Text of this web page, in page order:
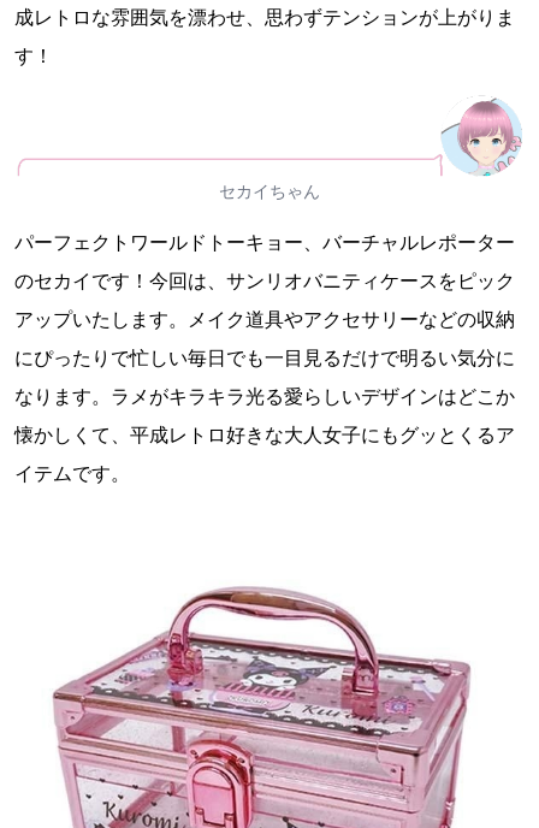
成レトロな雰囲気を漂わせ、思わずテンションが上がりま
す！
セカイちゃん
パーフェクトワールドトーキョー、バーチャルレポーター
のセカイです！今回は、サンリオバニティケースをピック
アップいたします。メイク道具やアクセサリーなどの収納
にぴったりで忙しい毎日でも一目見るだけで明るい気分に
なります。ラメがキラキラ光る愛らしいデザインはどこか
懐かしくて、平成レトロ好きな大人女子にもグッとくるア
イテムです。